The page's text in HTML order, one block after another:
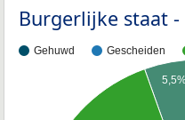
Burgerlijke staat
Gehuwd Gescheiden